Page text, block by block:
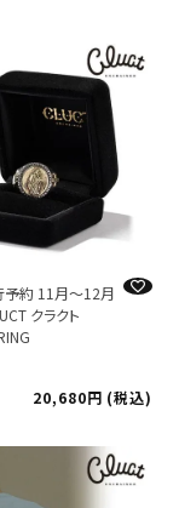
予約 11月～12月
クラクト
20,680 税込